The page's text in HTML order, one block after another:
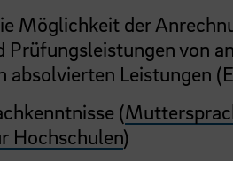
Möglichkeit der
Prüfungsleistungen von
absolvierten Leistungen
(
Hochschulen)